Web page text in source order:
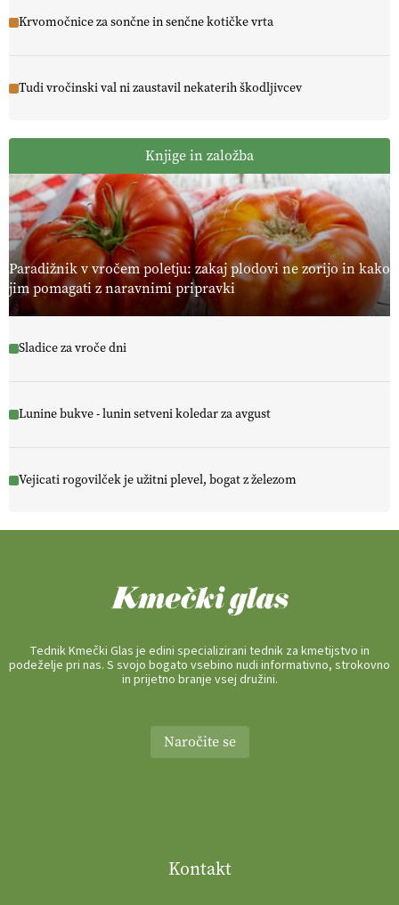
Krvomočnice za sončne in senčne kotičke vrta
Tudi vročinski val ni zaustavil nekaterih škodljivcev
Knjige in založba
Paradižnik v vročem poletju: zakaj plodovi ne zorijo in kako
jim pomagati z naravnimi pripravki
Sladice za vroče dni
Lunine bukve - lunin setveni koledar za avgust
Vejicati rogovilček je užitni plevel, bogat z železom
Tednik Kmečki Glas je edini specializirani tednik za kmetijstvo in
podeželje pri nas. S svojo bogato vsebino nudi informativno, strokovno
in prijetno branje vsej družini.
Naročite se
Kontakt